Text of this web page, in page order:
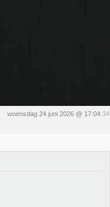
woensdag 24 juni 2026 @ 17:04:34